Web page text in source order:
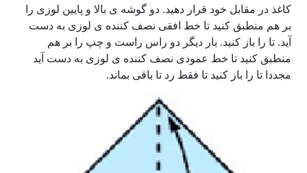
کاغذ در مقابل خود قرار دهید. دو گوشه ی بالا و پایین لوزی را
بر هم منطبق کنید تا خط افقی نصف کننده ی لوزی به دست
آید. تا را باز کنید. بار دیگر دو راس راست و چپ را بر هم
منطبق کنید تا خط عمودی نصف کننده ی لوزی به دست آید
مجددا تا را باز کنید تا فقط رد تا باقی بماند.